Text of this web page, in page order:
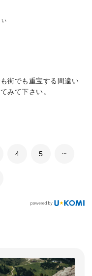
い
街でも重宝する間違い
みて下さい。
​4 ​5